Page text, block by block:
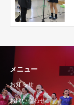
メニュー
お知らせ
お問い合わせ